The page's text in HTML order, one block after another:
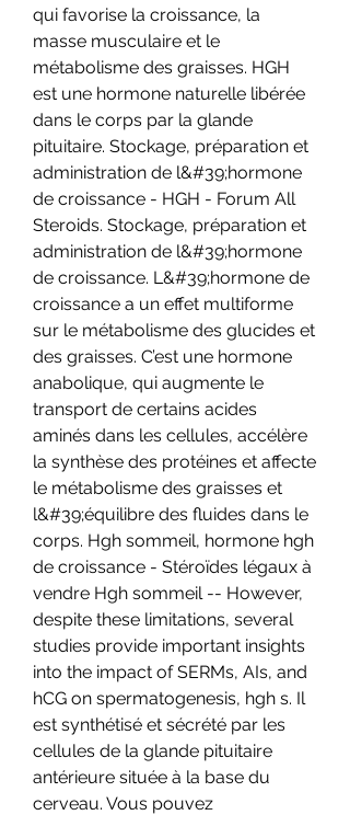
qui favorise la croissance, la
masse musculaire et le
métabolisme des graisses. HGH
est une hormone naturelle libérée
dans le corps par la glande
pituitaire. Stockage, préparation et
administration de l&#39;hormone
de croissance - HGH - Forum All
Steroids. Stockage, préparation et
administration de l&#39;hormone
de croissance. L&#39;hormone de
croissance a un effet multiforme
sur le métabolisme des glucides et
des graisses. C’est une hormone
anabolique, qui augmente le
transport de certains acides
aminés dans les cellules, accélère
la synthèse des protéines et affecte
le métabolisme des graisses et
l&#39;équilibre des fluides dans le
corps. Hgh sommeil, hormone hgh
de croissance - Stéroïdes légaux à
vendre Hgh sommeil -- However,
despite these limitations, several
studies provide important insights
into the impact of SERMs, AIs, and
hCG on spermatogenesis, hgh s. Il
est synthétisé et sécrété par les
cellules de la glande pituitaire
antérieure située à la base du
cerveau. Vous pouvez